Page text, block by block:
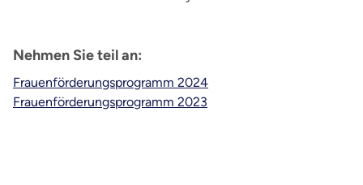
Nehmen Sie teil an:
Frauenförderungsprogramm 2024
Frauenförderungsprogramm 2023